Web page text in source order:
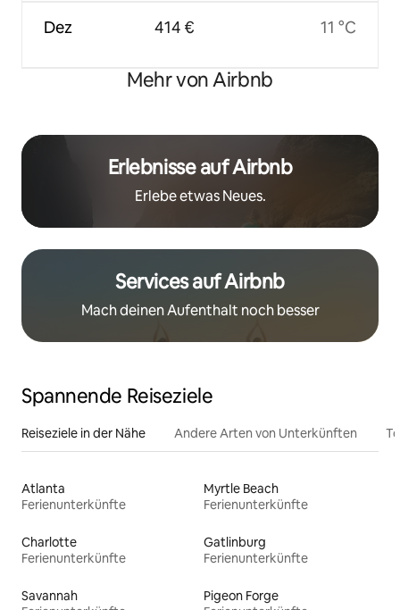
Dez 414 € 11 °C
Mehr von Airbnb
Erlebnisse auf Airbnb
Erlebe etwas Neues.
Services auf Airbnb
Mach deinen Aufenthalt noch besser
Spannende Reiseziele
Reiseziele in der Nähe Andere Arten von Unterkünften
Atlanta
Ferienunterkünfte
Myrtle Beach
Ferienunterkünfte
Charlotte
Ferienunterkünfte
Gatlinburg
Ferienunterkünfte
Savannah
Pigeon Forge